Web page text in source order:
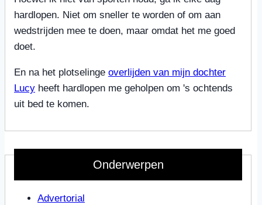
hardlopen. Niet om sneller te worden of om aan
wedstrijden mee te doen, maar omdat het me goed
doet.
En na het plotselinge overlijden van mijn dochter
Lucy heeft hardlopen me geholpen om 's ochtends
uit bed te komen.
Onderwerpen
Advertorial